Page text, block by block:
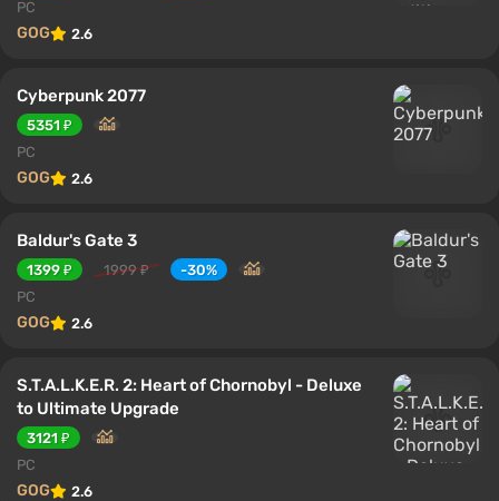
PC
GOG 2.6
Cyberpunk 2077
5351 ₽
PC
GOG 2.6
Baldur's Gate 3
1399 ₽ 1999 ₽
-30%
PC
GOG 2.6
S.T.A.L.K.E.R. 2: Heart of Chornobyl - Deluxe
to Ultimate Upgrade
3121 ₽
PC
GOG 2.6